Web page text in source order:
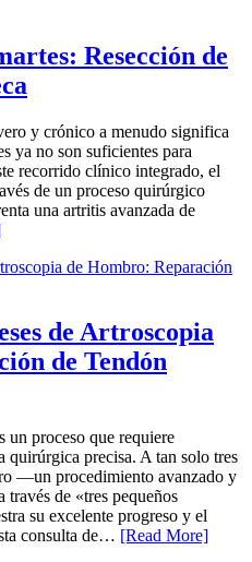
Resección de
y crónico a menudo significa
ya no son suficientes para
recorrido clínico integrado, el
de un proceso quirúrgico
una artritis avanzada de
de Artroscopia
de Tendón
un proceso que requiere
quirúrgica precisa. A tan solo tres
—un procedimiento avanzado y
de «tres pequeños
su excelente progreso y el
consulta de… [Read More]